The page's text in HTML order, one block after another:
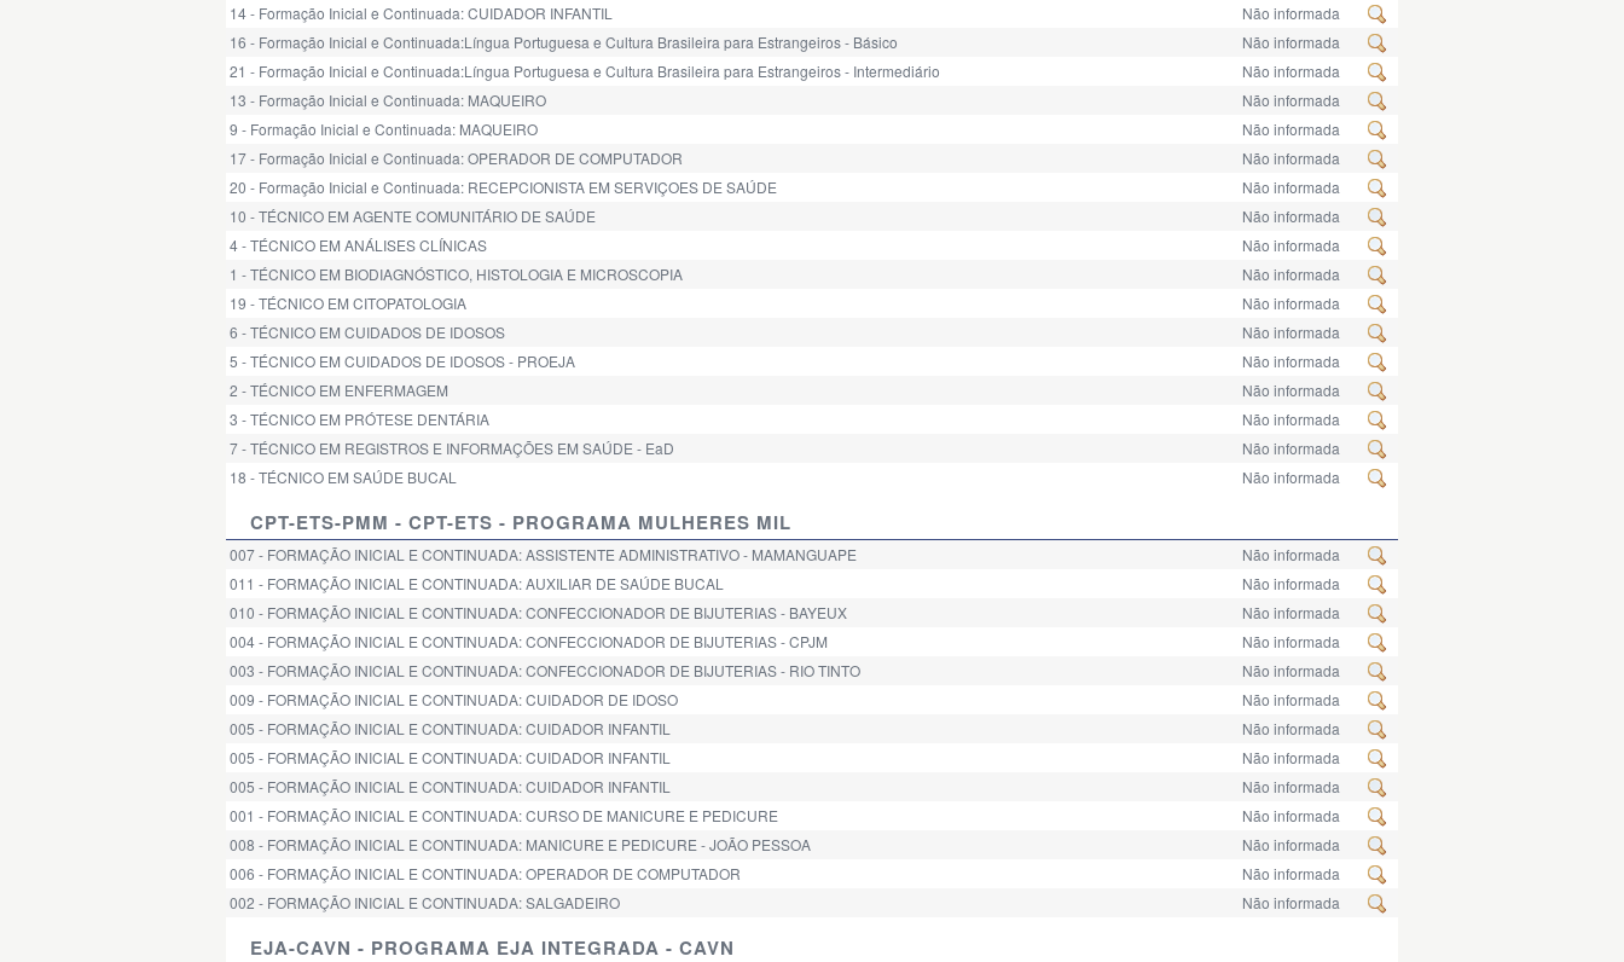
14 - Formação Inicial e Continuada: CUIDADOR INFANTIL
Não informada
16 - Formação Inicial e Continuada:Língua Portuguesa e Cultura Brasileira para Estrangeiros - Básico
Não informada
21 - Formação Inicial e Continuada:Língua Portuguesa e Cultura Brasileira para Estrangeiros - Intermediário
Não informada
13 - Formação Inicial e Continuada: MAQUEIRO
Não informada
9 - Formação Inicial e Continuada: MAQUEIRO
Não informada
17 - Formação Inicial e Continuada: OPERADOR DE COMPUTADOR
Não informada
20 - Formação Inicial e Continuada: RECEPCIONISTA EM SERVIÇOES DE SAÚDE
Não informada
10 - TÉCNICO EM AGENTE COMUNITÁRIO DE SAÚDE
Não informada
4 - TÉCNICO EM ANÁLISES CLÍNICAS
Não informada
1 - TÉCNICO EM BIODIAGNÓSTICO, HISTOLOGIA E MICROSCOPIA
Não informada
19 - TÉCNICO EM CITOPATOLOGIA
Não informada
6 - TÉCNICO EM CUIDADOS DE IDOSOS
Não informada
5 - TÉCNICO EM CUIDADOS DE IDOSOS - PROEJA
Não informada
2 - TÉCNICO EM ENFERMAGEM
Não informada
3 - TÉCNICO EM PRÓTESE DENTÁRIA
Não informada
7 - TÉCNICO EM REGISTROS E INFORMAÇÕES EM SAÚDE - EaD
Não informada
18 - TÉCNICO EM SAÚDE BUCAL
Não informada
CPT-ETS-PMM - CPT-ETS - PROGRAMA MULHERES MIL
007 - FORMAÇÃO INICIAL E CONTINUADA: ASSISTENTE ADMINISTRATIVO - MAMANGUAPE
Não informada
011 - FORMAÇÃO INICIAL E CONTINUADA: AUXILIAR DE SAÚDE BUCAL
Não informada
010 - FORMAÇÃO INICIAL E CONTINUADA: CONFECCIONADOR DE BIJUTERIAS - BAYEUX
Não informada
004 - FORMAÇÃO INICIAL E CONTINUADA: CONFECCIONADOR DE BIJUTERIAS - CPJM
Não informada
003 - FORMAÇÃO INICIAL E CONTINUADA: CONFECCIONADOR DE BIJUTERIAS - RIO TINTO
Não informada
009 - FORMAÇÃO INICIAL E CONTINUADA: CUIDADOR DE IDOSO
Não informada
005 - FORMAÇÃO INICIAL E CONTINUADA: CUIDADOR INFANTIL
Não informada
005 - FORMAÇÃO INICIAL E CONTINUADA: CUIDADOR INFANTIL
Não informada
005 - FORMAÇÃO INICIAL E CONTINUADA: CUIDADOR INFANTIL
Não informada
001 - FORMAÇÃO INICIAL E CONTINUADA: CURSO DE MANICURE E PEDICURE
Não informada
008 - FORMAÇÃO INICIAL E CONTINUADA: MANICURE E PEDICURE - JOÃO PESSOA
Não informada
006 - FORMAÇÃO INICIAL E CONTINUADA: OPERADOR DE COMPUTADOR
Não informada
002 - FORMAÇÃO INICIAL E CONTINUADA: SALGADEIRO
Não informada
EJA-CAVN - PROGRAMA EJA INTEGRADA - CAVN